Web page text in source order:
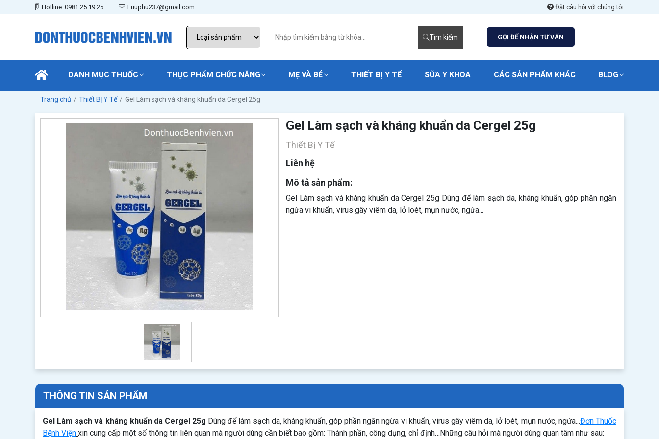
Hotline: 0981.25.19.25 Luuphu237@gmail.com Đặt câu hỏi với chúng tôi
Tìm kiếm GỌI ĐỂ NHẬN TƯ VẤN
DANH MỤC THUỐC THỰC PHẨM CHỨC NĂNG MẸ VÀ BÉ THIẾT BỊ Y TẾ SỮA Y KHOA CÁC SẢN PHẨM KHÁC BLOG
Trang chủ Thiết Bị Y Tế Gel Làm sạch và kháng khuẩn da Cergel 25g
Gel Làm sạch và kháng khuẩn da Cergel 25g
Thiết Bị Y Tế
Liên hệ
Mô tả sản phẩm:
Gel Làm sạch và kháng khuẩn da Cergel 25g Dùng để làm sạch da, kháng khuẩn, góp phần ngăn
ngừa vi khuẩn, virus gây viêm da, lở loét, mụn nước, ngứa...
THÔNG TIN SẢN PHẨM
Gel Làm sạch và kháng khuẩn da Cergel 25g Dùng để làm sạch da, kháng khuẩn, góp phần ngăn ngừa vi khuẩn, virus gây viêm da, lở loét, mụn nước, ngứa...Đơn Thuốc
Bệnh Viện xin cung cấp một số thông tin liên quan mà người dùng cần biết bao gồm: Thành phần, công dụng, chỉ định…Những câu hỏi mà người dùng quan tâm như sau: